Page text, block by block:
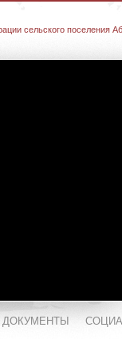
сельского поселения